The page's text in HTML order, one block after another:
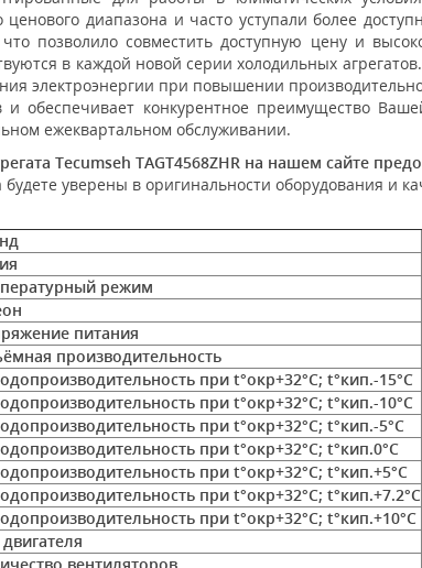
диапазона и часто уступали более
позволило совместить доступную цену и
в каждой новой серии холодильных
электроэнергии при повышении
и обеспечивает конкурентное преимущество
ежеквартальном обслуживании.
Tecumseh TAGT4568ZHR на нашем сайте
уверены в оригинальности оборудования и
режим
питания
производительность
при t°окр+32°С; t°кип.-15°С
при t°окр+32°С; t°кип.-10°С
при t°окр+32°С; t°кип.-5°С
при t°окр+32°С; t°кип.0°С
при t°окр+32°С; t°кип.+5°С
при t°окр+32°С; t°кип.+7.2°С
при t°окр+32°С; t°кип.+10°С